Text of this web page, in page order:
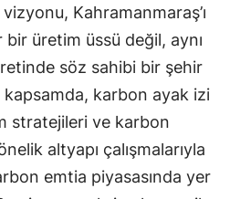
Kahramanmaraş’ı
üretim üssü değil, aynı
söz sahibi bir şehir
karbon ayak izi
stratejileri ve karbon
altyapı çalışmalarıyla
emtia piyasasında yer